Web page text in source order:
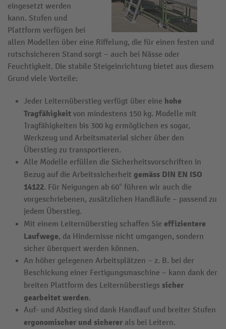
eingesetzt werden
kann. Stufen und
Plattform verfügen bei
allen Modellen über eine Riffelung, die für einen festen und
rutschsicheren Stand sorgt – auch bei Nässe oder
Feuchtigkeit. Die stabile Steigeinrichtung bietet aus diesem
Grund viele Vorteile:
Jeder Leiternüberstieg verfügt über eine hohe
Tragfähigkeit von mindestens 150 kg. Modelle mit
Tragfähigkeiten bis 300 kg ermöglichen es sogar,
Werkzeug und Arbeitsmaterial sicher über den
Überstieg zu transportieren.
Alle Modelle erfüllen die Sicherheitsvorschriften in
Bezug auf die Arbeitssicherheit gemäss DIN EN ISO
14122. Für Neigungen ab 60° führen wir auch die
vorgeschriebenen, zusätzlichen Handläufe – passend zu
jedem Überstieg.
Mit einem Leiternüberstieg schaffen Sie effizientere
Laufwege, da Hindernisse nicht umgangen, sondern
sicher überquert werden können.
An höher gelegenen Arbeitsplätzen – z. B. bei der
Beschickung einer Fertigungsmaschine – kann dank der
breiten Plattform des Leiternüberstiegs sicher
gearbeitet werden.
Auf- und Abstieg sind dank Handlauf und breiter Stufen
ergonomischer und sicherer als bei Leitern.